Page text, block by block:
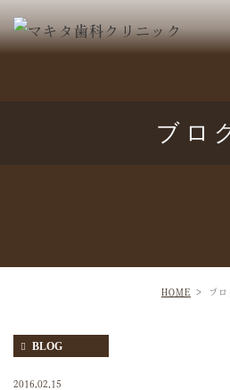
ブロ
HOME ブロ
BLOG
2016.02.15